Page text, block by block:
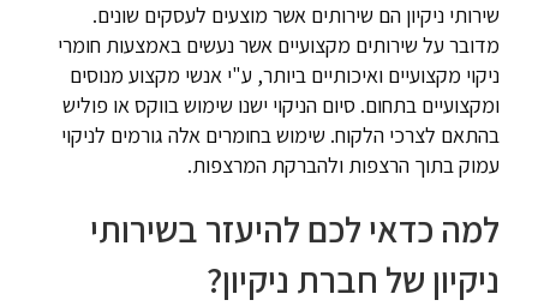
שירותי ניקיון הם שירותים אשר מוצעים לעסקים שונים.
מדובר על שירותים מקצועיים אשר נעשים באמצעות חומרי
ניקוי מקצועיים ואיכותיים ביותר, ע"י אנשי מקצוע מנוסים
ומקצועיים בתחום. סיום הניקוי ישנו שימוש בווקס או פוליש
בהתאם לצרכי הלקוח. שימוש בחומרים אלה גורמים לניקוי
עמוק בתוך הרצפות ולהברקת המרצפות.
למה כדאי לכם להיעזר בשירותי
ניקיון של חברת ניקיון?